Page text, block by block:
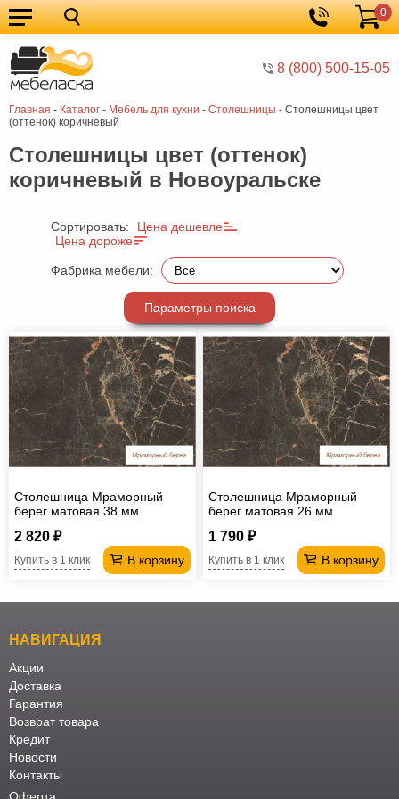
8 (800) 500-15-05
Корзина
0
Главная - Каталог - Мебель для кухни - Cтолешницы - Cтолешницы цвет
(оттенок) коричневый
Кухонные
гарнитуры
Мебель
для
кухни
Мебель
для
спальни
Кровати
Шкафы
Диваны
мебель
Мебель
гостиную
для
прихожей
Столы
Комоды
Офисная
мебель
Столы
под
компьютер
Мебель
для
ванной
Мебель
трансформер
Матрасы
Кресла-
оборудование
Cтолешницы цвет (оттенок)
коричневый в Новоуральске
Сортировать:
Цена дешевле
Цена дороже
Фабрика мебели:
Параметры поиска
Столешница Мраморный
берег матовая 38 мм
2 820 ₽
В корзину
Купить в 1 клик
Столешница Мраморный
берег матовая 26 мм
1 790 ₽
В корзину
Купить в 1 клик
НАВИГАЦИЯ
Акции
Доставка
Гарантия
Возврат товара
Кредит
Новости
Контакты
Оферта